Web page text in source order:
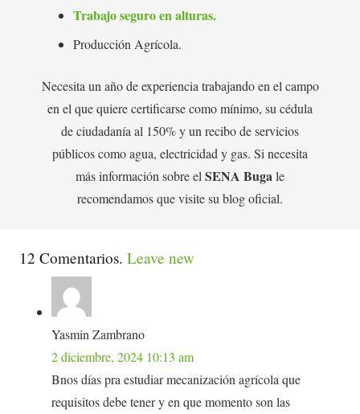
Trabajo seguro en alturas.
Producción Agrícola.
Necesita un año de experiencia trabajando en el campo
en el que quiere certificarse como mínimo, su cédula
de ciudadanía al 150% y un recibo de servicios
públicos como agua, electricidad y gas. Si necesita
más información sobre elSENA Bugale
recomendamos que visite su blog oficial.
12 Comentarios. Leave new
Yasmin Zambrano
2 diciembre, 2024 10:13 am
Bnos días pra estudiar mecanización agrícola que
requisitos debe tener y en que momento son las